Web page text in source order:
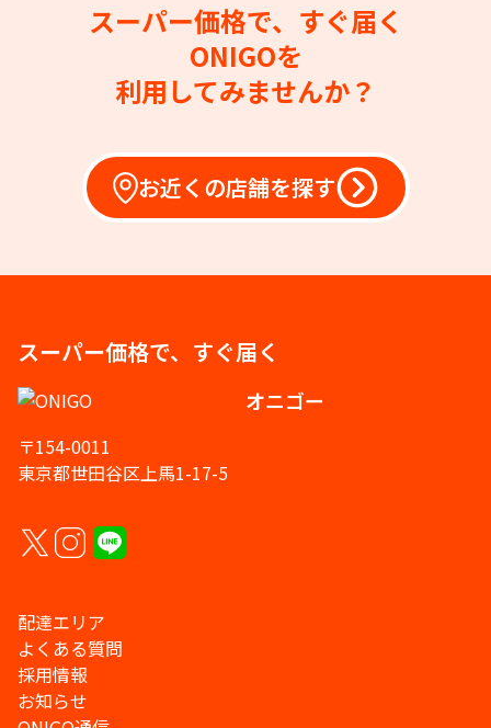
スーパー価格で、すぐ届く
ONIGOを
利用してみませんか？
お近くの店舗を探す
スーパー価格で、すぐ届く
オニゴー
〒154-0011
東京都世田谷区上馬1-17-5
配達エリア
よくある質問
採用情報
お知らせ